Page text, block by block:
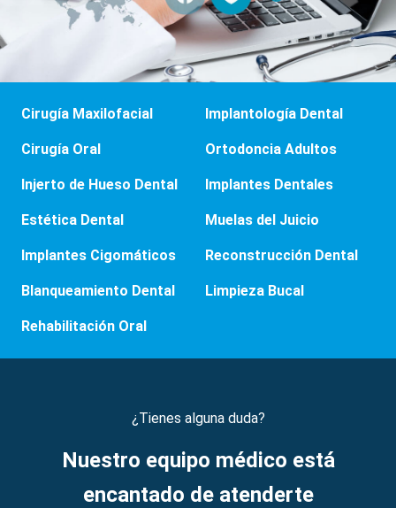
Cirugía Maxilofacial Implantología Dental
Cirugía Oral Ortodoncia Adultos
Injerto de Hueso Dental Implantes Dentales
Estética Dental Muelas del Juicio
Implantes Cigomáticos Reconstrucción Dental
Blanqueamiento Dental Limpieza Bucal
Rehabilitación Oral
¿Tienes alguna duda?
Nuestro equipo médico está
encantado de atenderte